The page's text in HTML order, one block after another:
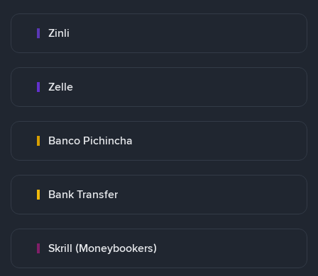
Zinli
Zelle
Banco Pichincha
Bank Transfer
Skrill (Moneybookers)